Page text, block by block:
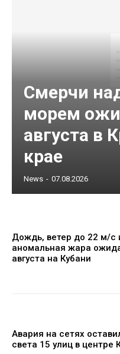
Смерчи
морем
августа в
крае
News - 07.08.2026
Дождь, ветер до 22 м/с
аномальная жара
августа на Кубани
Авария на сетях
света 15 улиц в центре